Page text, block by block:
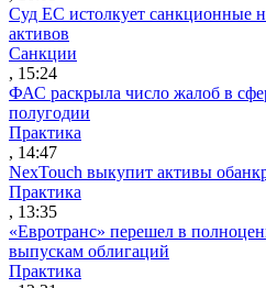
Суд ЕС истолкует санкционные
активов
Санкции
, 15:24
ФАС раскрыла число жалоб в
полугодии
Практика
, 14:47
NexTouch выкупит активы
Практика
, 13:35
«Евротранс» перешел в
выпускам облигаций
Практика